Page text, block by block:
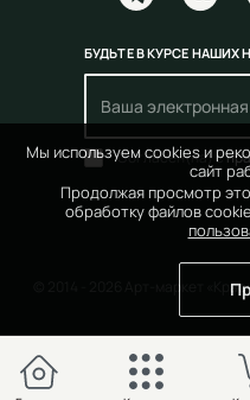
Мы используем cookies и
сайт
Продолжая просмотр
обработку файлов
БУДЬТЕ В КУРСЕ
Согласен(на) с
© 2014 - 2026 Арт-маркет